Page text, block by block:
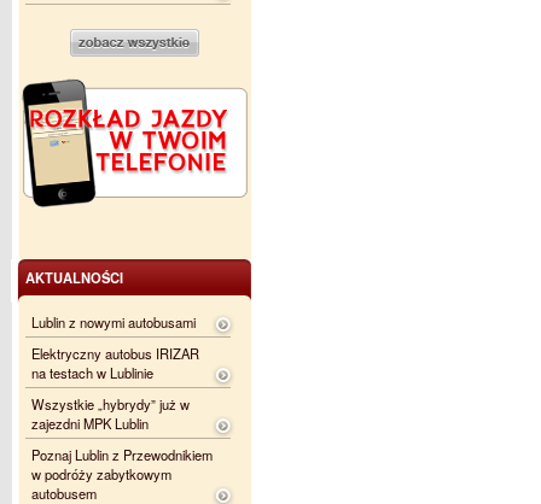
AKTUALNOŚCI
Lublin z nowymi autobusami
Elektryczny autobus IRIZAR
na testach w Lublinie
Wszystkie „hybrydy” już w
zajezdni MPK Lublin
Poznaj Lublin z Przewodnikiem
w podróży zabytkowym
autobusem